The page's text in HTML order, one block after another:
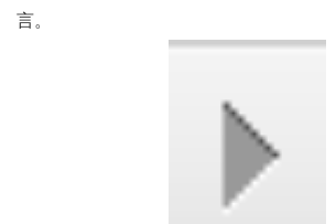
言。